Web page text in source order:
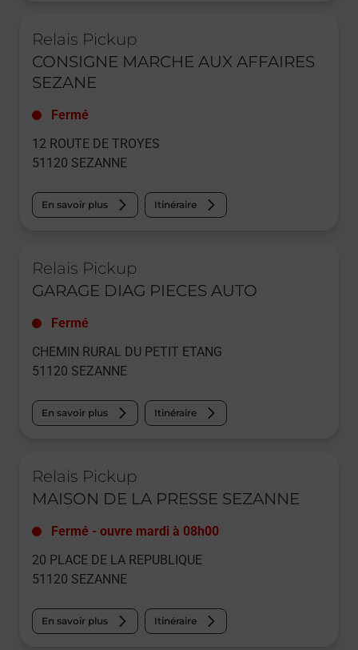
Relais Pickup
CONSIGNE MARCHE AUX AFFAIRES
SEZANE
Fermé
12 ROUTE DE TROYES
51120 SEZANNE
En savoir plus Itinéraire
Relais Pickup
GARAGE DIAG PIECES AUTO
Fermé
CHEMIN RURAL DU PETIT ETANG
51120 SEZANNE
En savoir plus Itinéraire
Relais Pickup
MAISON DE LA PRESSE SEZANNE
Fermé - ouvre mardi à 08h00
20 PLACE DE LA REPUBLIQUE
51120 SEZANNE
En savoir plus Itinéraire